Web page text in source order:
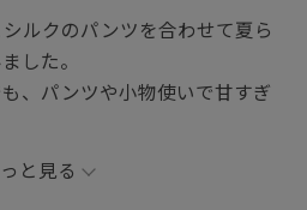
ルクのパンツを合わせて夏ら
した。
、パンツや小物使いで甘すぎ
ださい！
と見る